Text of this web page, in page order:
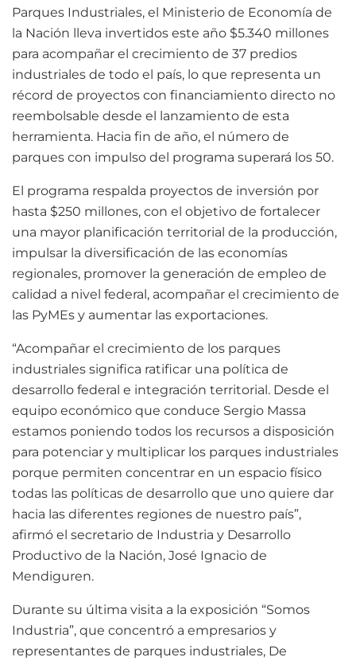
Parques Industriales, el Ministerio de Economía de
la Nación lleva invertidos este año $5.340 millones
para acompañar el crecimiento de 37 predios
industriales de todo el país, lo que representa un
récord de proyectos con financiamiento directo no
reembolsable desde el lanzamiento de esta
herramienta. Hacia fin de año, el número de
parques con impulso del programa superará los 50.
El programa respalda proyectos de inversión por
hasta $250 millones, con el objetivo de fortalecer
una mayor planificación territorial de la producción,
impulsar la diversificación de las economías
regionales, promover la generación de empleo de
calidad a nivel federal, acompañar el crecimiento de
las PyMEs y aumentar las exportaciones.
“Acompañar el crecimiento de los parques
industriales significa ratificar una política de
desarrollo federal e integración territorial. Desde el
equipo económico que conduce Sergio Massa
estamos poniendo todos los recursos a disposición
para potenciar y multiplicar los parques industriales
porque permiten concentrar en un espacio físico
todas las políticas de desarrollo que uno quiere dar
hacia las diferentes regiones de nuestro país”,
afirmó el secretario de Industria y Desarrollo
Productivo de la Nación, José Ignacio de
Mendiguren.
Durante su última visita a la exposición “Somos
Industria”, que concentró a empresarios y
representantes de parques industriales, De